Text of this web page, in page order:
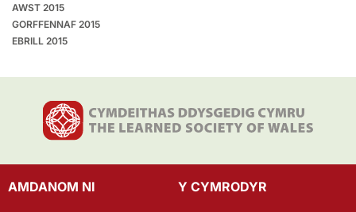
AWST 2015
GORFFENNAF 2015
EBRILL 2015
AMDANOM NI Y CYMRODYR